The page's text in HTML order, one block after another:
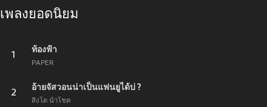
เพลงยอดนิยม
1
ท้องฟ้า
PAPER
2
อ้ายจัสวอนน่าเป็นแฟนยูได้บ่ ?
สิงโต นำโชค